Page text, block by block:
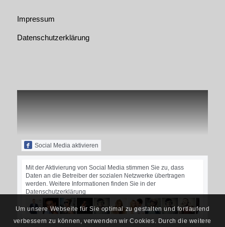
Impressum
Datenschutzerklärung
Social Media aktivieren
Mit der Aktivierung von Social Media stimmen Sie zu, dass
Daten an die Betreiber der sozialen Netzwerke übertragen
werden. Weitere Informationen finden Sie in der
Datenschutzerklärung
Um unsere Webseite für Sie optimal zu gestalten und fortlaufend
verbessern zu können, verwenden wir Cookies. Durch die weitere